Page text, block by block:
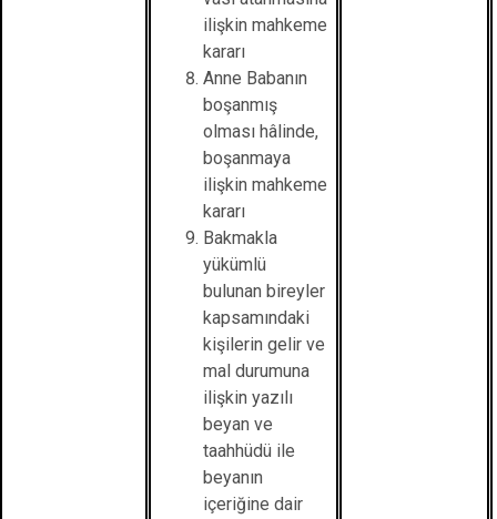
ilişkin mahkeme
kararı
Anne Babanın
boşanmış
olması hâlinde,
boşanmaya
ilişkin mahkeme
kararı
Bakmakla
yükümlü
bulunan bireyler
kapsamındaki
kişilerin gelir ve
mal durumuna
ilişkin yazılı
beyan ve
taahhüdü ile
beyanın
içeriğine dair